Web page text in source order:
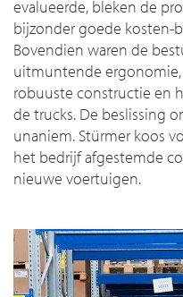
evalueerde, bleken de
bijzonder goede
Bovendien waren de
uitmuntende
robuuste constructie en
de trucks. De beslissing
unaniem. Stürmer koos
het bedrijf afgestemde
nieuwe voertuigen.